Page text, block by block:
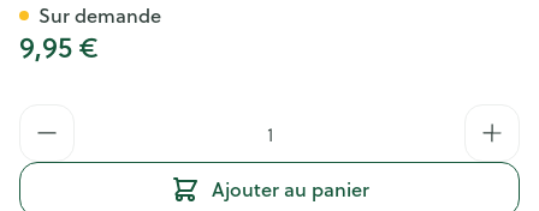
9,95 €
Ajouter au panier
Sur demande